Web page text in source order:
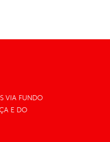
VIA FUNDO
E DO